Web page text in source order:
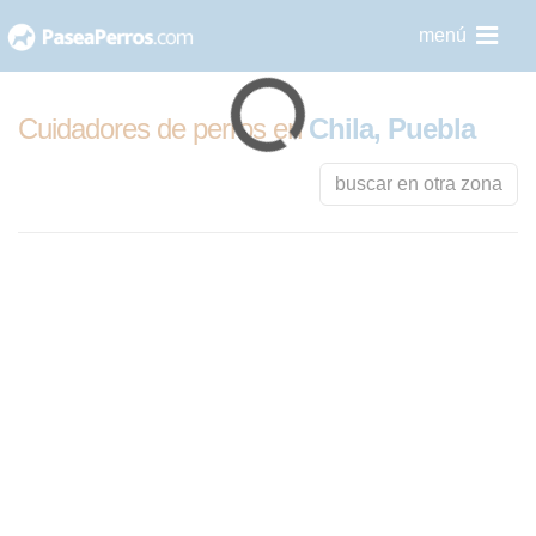
al
menú
Cuidadores de perros enChila, Puebla
buscar en otra zona